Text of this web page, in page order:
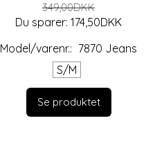
349,00DKK
Du sparer: 174,50DKK
Model/varenr.: 7870 Jeans
S/M
Se produktet